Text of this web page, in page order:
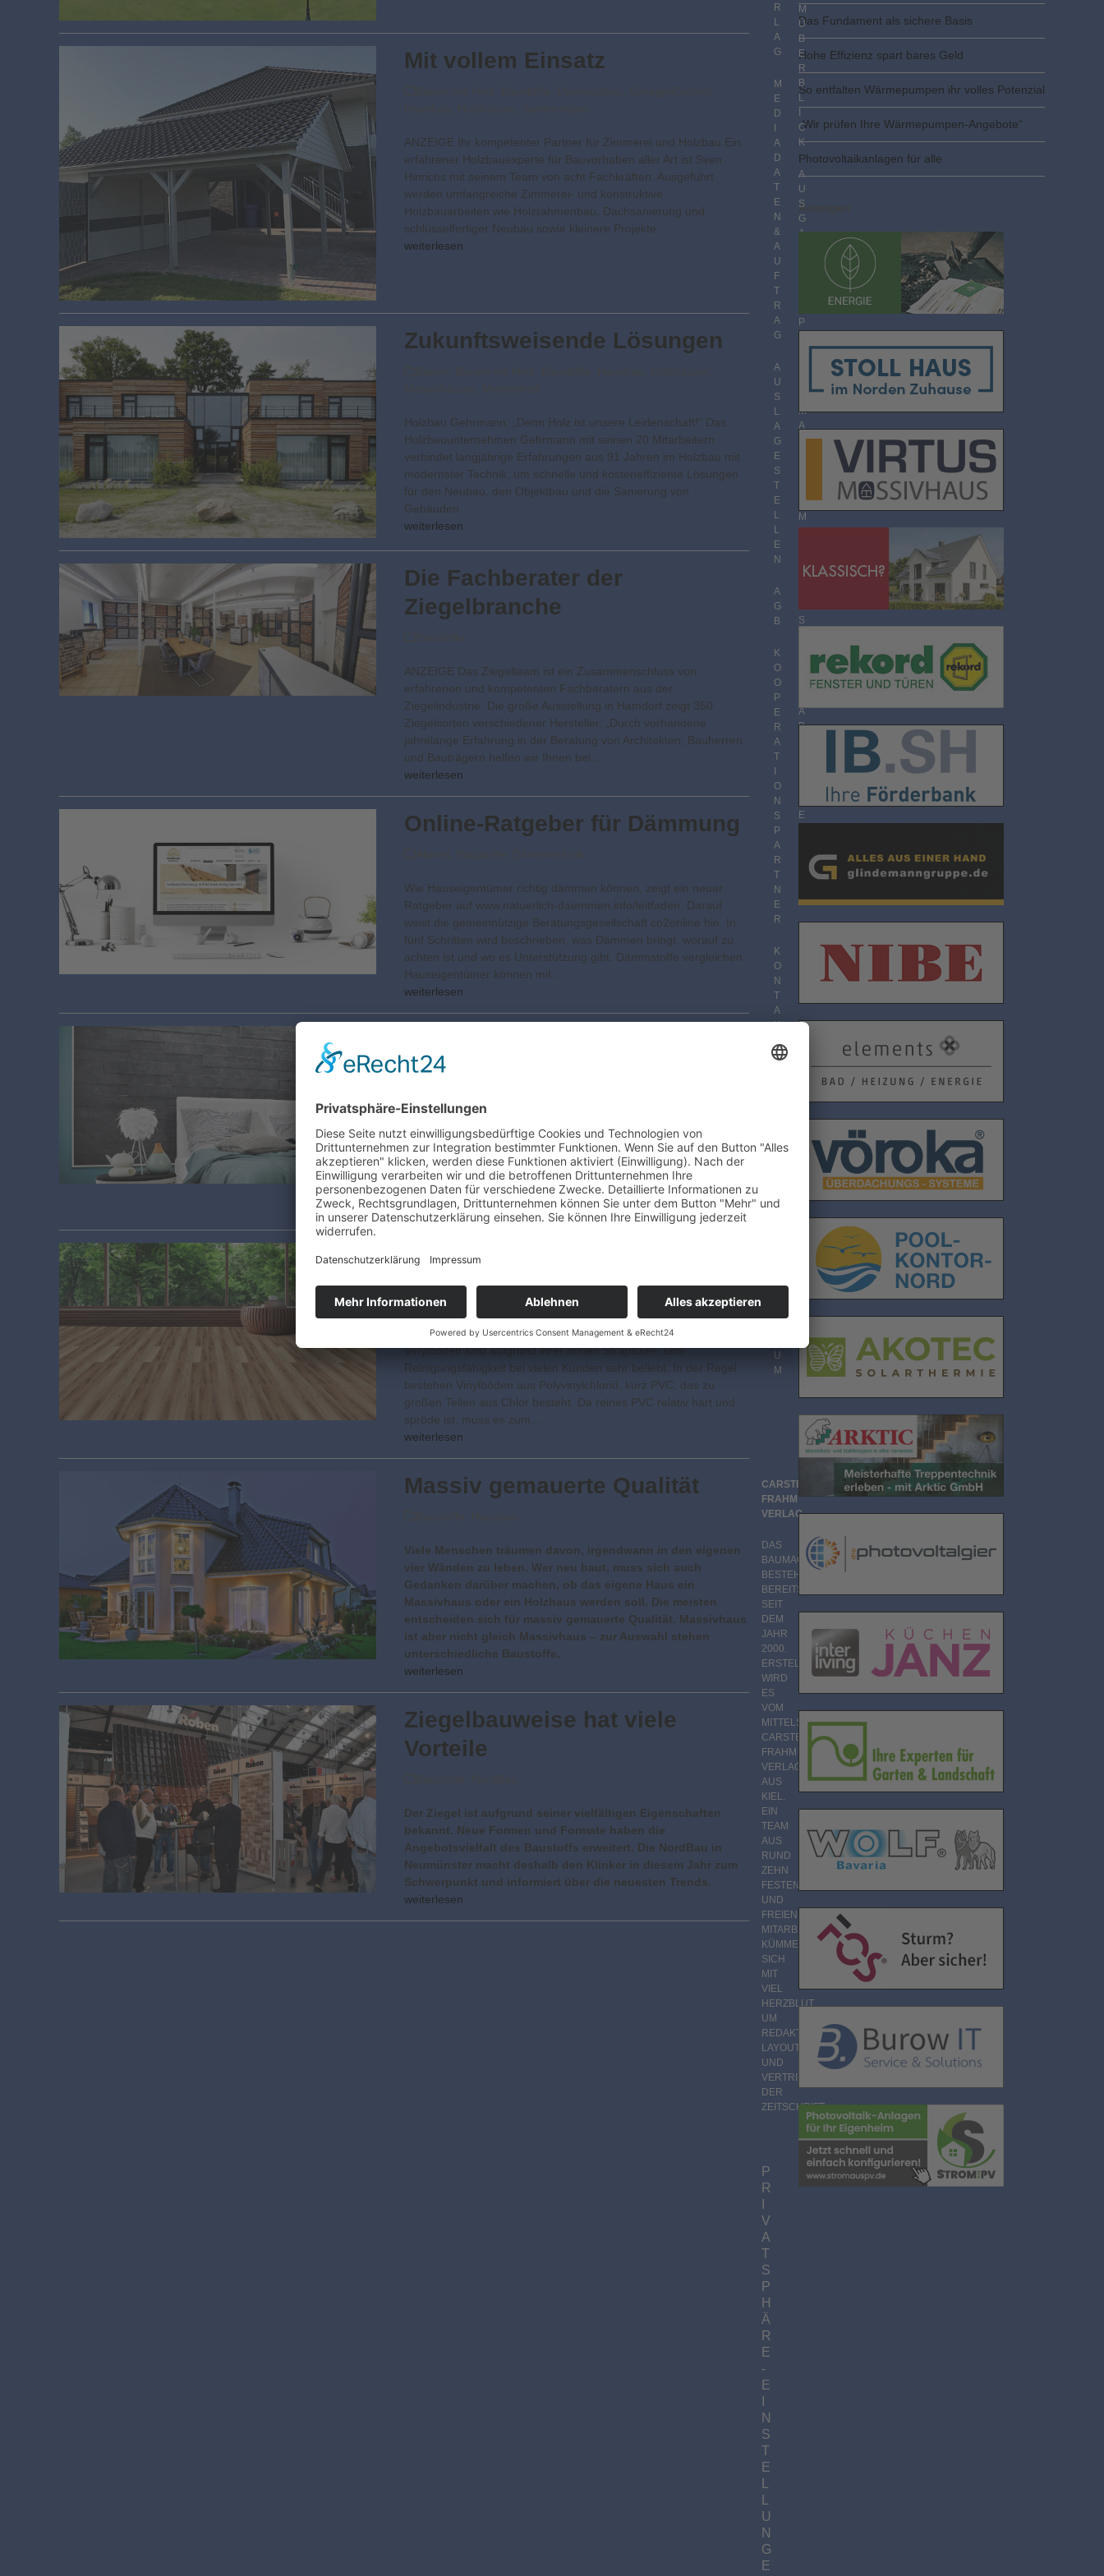
Mit vollem Einsatz
ANZEIGE Ihr kompetenter Partner für Zimmerei und Holzbau Ein
erfahrener Holzbauexperte für Bauvorhaben aller Art ist Sven
Hinrichs mit seinem Team von acht Fachkräften. Ausgeführt
werden umfangreiche Zimmerei- und konstruktive
Holzbauarbeiten wie Holzrahmenbau, Dachsanierung und
schlüsselfertiger Neubau sowie kleinere Projekte…
weiterlesen
Zukunftsweisende Lösungen
Holzbau Gehrmann: „Denn Holz ist unsere Leidenschaft!“ Das
Holzbauunternehmen Gehrmann mit seinen 20 Mitarbeitern
verbindet langjährige Erfahrungen aus 91 Jahren im Holzbau mit
modernster Technik, um schnelle und kosteneffiziente Lösungen
für den Neubau, den Objektbau und die Sanierung von
Gebäuden…
weiterlesen
Die Fachberater der
Ziegelbranche
ANZEIGE Das Ziegelteam ist ein Zusammenschluss von
erfahrenen und kompetenten Fachberatern aus der
Ziegelindustrie. Die große Ausstellung in Hamdorf zeigt 350
Ziegelsorten verschiedener Hersteller. „Durch vorhandene
jahrelange Erfahrung in der Beratung von Architekten, Bauherren
und Bauträgern helfen wir Ihnen bei…
weiterlesen
Online-Ratgeber für Dämmung
Wie Hauseigentümer richtig dämmen können, zeigt ein neuer
Ratgeber auf www.natuerlich-daemmen.info/leitfaden. Darauf
weist die gemeinnützige Beratungsgesellschaft co2online hin. In
fünf Schritten wird beschrieben, was Dämmen bringt, worauf zu
achten ist und wo es Unterstützung gibt. Dämmstoffe vergleichen
Hauseigentümer können mit…
weiterlesen
Baustoffe
Schön, robust, charakterstark – das Sortiment des
abwechslungsreiche Vielfalt. Neben Böden aller Art gibt es auch
umfassendes Zubehör, etwa zur Dämmung oder Pflege. Und
sogar in Sachen Wandgestaltung erzielt das Unternehmen,
dessen Produkte…
weiterlesen
Gesund wohnen mit
Greenvinyl
Baustoffe, Modernisieren
Vinylböden sind aufgrund ihrer hohen Strapazier- und
Reinigungsfähigkeit bei vielen Kunden sehr beliebt. In der Regel
bestehen Vinylböden aus Polyvinylchlorid, kurz PVC, das zu
großen Teilen aus Chlor besteht. Da reines PVC relativ hart und
spröde ist, muss es zum…
weiterlesen
Massiv gemauerte Qualität
Viele Menschen träumen davon, irgendwann in den eigenen
vier Wänden zu leben. Wer neu baut, muss sich auch
Gedanken darüber machen, ob das eigene Haus ein
Massivhaus oder ein Holzhaus werden soll. Die meisten
entscheiden sich für massiv gemauerte Qualität. Massivhaus
ist aber nicht gleich Massivhaus – zur Auswahl stehen
unterschiedliche Baustoffe.
weiterlesen
Ziegelbauweise hat viele
Vorteile
Der Ziegel ist aufgrund seiner vielfältigen Eigenschaften
bekannt. Neue Formen und Formate haben die
Angebotsvielfalt des Baustoffs erweitert. Die NordBau in
Neumünster macht deshalb den Klinker in diesem Jahr zum
Schwerpunkt und informiert über die neuesten Trends.
weiterlesen
Das Fundament als sichere Basis
Hohe Effizienz spart bares Geld
So entfalten Wärmepumpen ihr volles Potenzial
„Wir prüfen Ihre Wärmepumpen-Angebote“
Photovoltaik­­anlagen für alle
Anzeigen
R
L
A
G
M
E
D
A
D
A
T
E
N
&
A
U
F
T
R
A
G
A
U
S
L
A
G
E
S
T
E
L
L
E
N
A
G
B
K
O
O
P
E
R
A
T
O
N
S
P
A
R
T
N
E
R
K
O
N
T
A
K
S
T
U
M
M
Ü
B
E
R
B
L
C
K
A
U
S
G
A
P
M
A
M
B
S
A
B
E
CARSTEN
FRAHM
VERLAG
DAS
BAUMAGAZIN
BESTEHT
BEREITS
SEIT
DEM
JAHR
2000.
ERSTELLT
WIRD
ES
VOM
MITTELSTÄNDISCHEN
CARSTEN
FRAHM
VERLAG
AUS
KIEL.
EIN
TEAM
AUS
RUND
ZEHN
FESTEN
UND
FREIEN
MITARBEITERN
KÜMMERT
SICH
MIT
VIEL
HERZBLUT
UM
REDAKTION,
LAYOUT
UND
VERTRIEB
DER
ZEITSCHRIFT.
P
R
V
A
T
S
P
H
Ä
R
E
-
E
N
S
T
E
U
N
G
E